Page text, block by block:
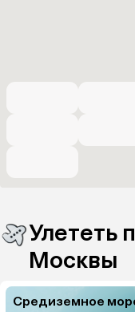
Улететь
Москвы
Средиземное